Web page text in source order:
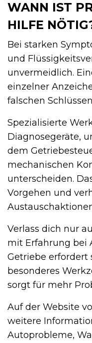
WANN IST
HILFE
Bei starken
und
unvermeidlich.
einzelner
falschen
Spezialisierte
Diagnosegeräte,
dem
mechanischen
unterscheiden.
Vorgehen und
Verlass dich nur
mit Erfahrung bei
Getriebe erfordert
besonderes
sorgt für mehr
Auf der Website
weitere
Autoprobleme,